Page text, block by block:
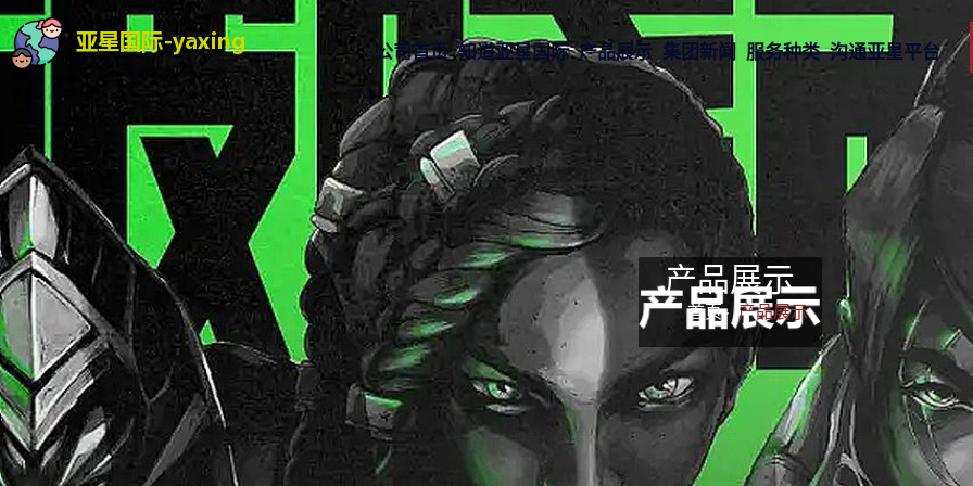
公司首页 知道亚星国际 产品展示 集团新闻 服务种类 沟通亚星平台
产品展示
首页- 产品展示